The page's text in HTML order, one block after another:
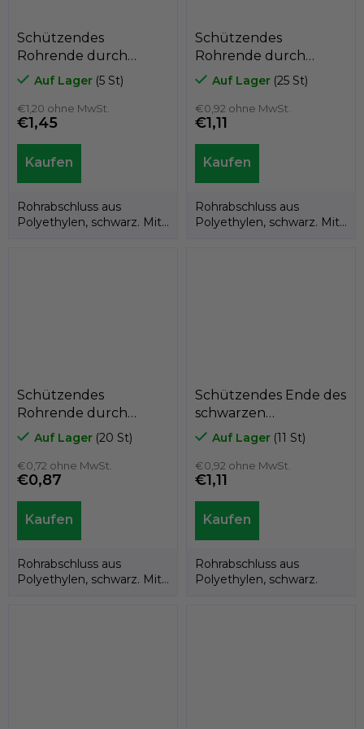
Schützendes
Rohrende durch
Polyethylen schwarz
A3CTF, für
durchschnittlich
35mm, GeTech
A3CTF35
Auf Lager (5 St)
€1,20 ohne MwSt.
€1,45
Rohrabschluss aus
Polyethylen, schwarz. Mit
Schützendes
Rohrende durch
Polyethylen schwarz
A3CTF, für
durchschnittlich
30mm, GeTech
A3CTF30
Auf Lager (25 St)
€0,92 ohne MwSt.
€1,11
Rohrabschluss aus
Polyethylen, schwarz. Mit
Schützendes
Rohrende durch
Polyethylen schwarz
A3CTF, für
durchschnittlich
25mm, GeTech
A3CTF25
Auf Lager (20 St)
€0,72 ohne MwSt.
€0,87
Rohrabschluss aus
Polyethylen, schwarz. Mit
Schützendes Ende des
schwarzen
Polyethylenrohrs
A3CT, für
durchschnittlich
60mm, GeTech A3CT60
Auf Lager (11 St)
€0,92 ohne MwSt.
€1,11
Rohrabschluss aus
Polyethylen, schwarz.